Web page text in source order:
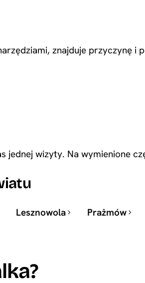
znajduje przyczynę
jednej wizyty. Na wymienione
Lesznowola Prażmów